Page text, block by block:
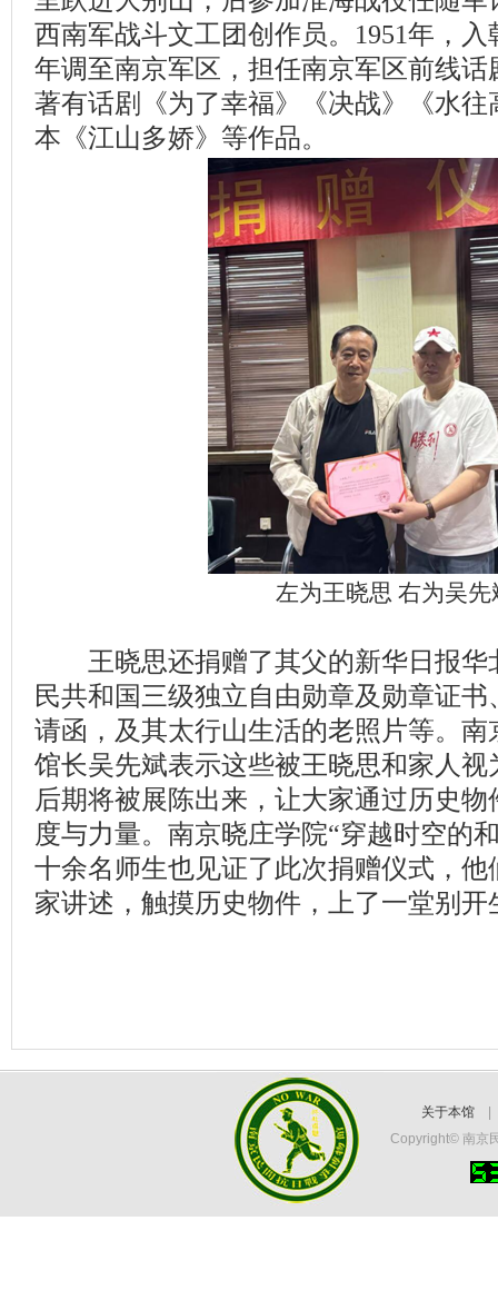
西南军战斗文工团创作员。1951年，入
年调至南京军区，担任南京军区前线
著有话剧《为了幸福》《决战》《水
本《江山多娇》等作品。
左为王晓思 右为吴先
王晓思还捐赠了其父的新华日报华
民共和国三级独立自由勋章及勋章证
请函，及其太行山生活的老照片等。
馆长吴先斌表示这些被王晓思和家人视
后期将被展陈出来，让大家通过历史
度与力量。南京晓庄学院“穿越时空的
十余名师生也见证了此次捐赠仪式，
家讲述，触摸历史物件，上了一堂别开
关于本馆
Copyright© 南京